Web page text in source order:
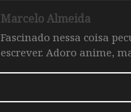
Marcelo Almeida
Fascinado nessa coisa
escrever. Adoro anime,